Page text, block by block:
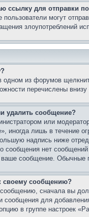
ссылку для отправки
пользователи могут
злоупотреблений
из форумов
перечислены
удалить сообщение?
или
иногда лишь в течение
надпись ниже
сообщения нет
сообщение. Обычные
своему сообщению?
сначала вы
сообщения для
в группе настроек